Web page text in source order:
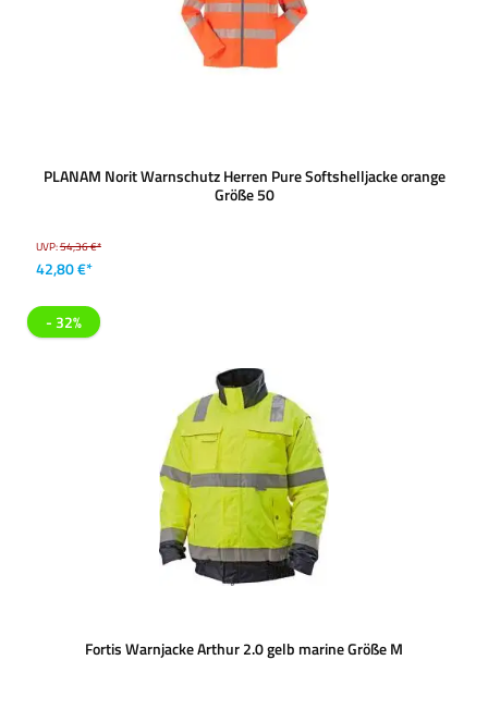
PLANAM Norit Warnschutz Herren Pure Softshelljacke orange
Größe 50
UVP:54,36 €*
42,80 €*
- 32%
Fortis Warnjacke Arthur 2.0 gelb marine Größe M